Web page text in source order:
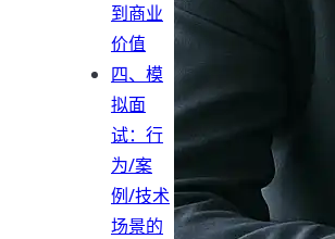
到商业
价值
四、模
拟面
试：行
为/案
例/技术
场景的